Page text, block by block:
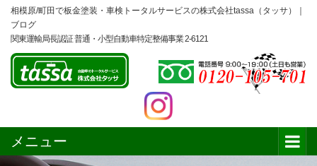
相模原/町田で板金塗装・車検トータルサービスの株式会社tassa（タッサ）｜
ブログ
関東運輸局長認証 普通・小型自動車特定整備事業 2-6121
メニュー